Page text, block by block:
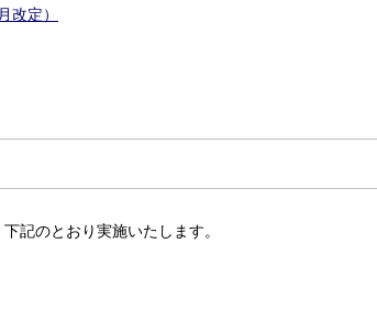
改定）
記のとおり実施いたします。